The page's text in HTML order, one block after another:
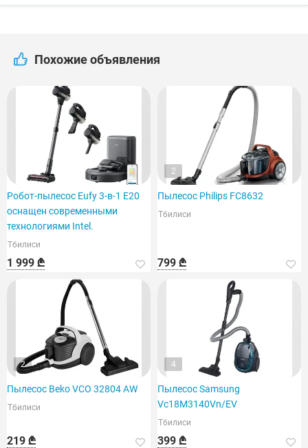
Похожие объявления
Робот-пылесос Eufy 3-в-1 E20
оснащен современными
технологиями Intel.
Тбилиси
1 999 ₾
2
Пылесос Philips FC8632
Тбилиси
799 ₾
2
Пылесос Beko VCO 32804 AW
Тбилиси
219 ₾
4
Пылесос Samsung
Vc18M3140Vn/EV
Тбилиси
399 ₾